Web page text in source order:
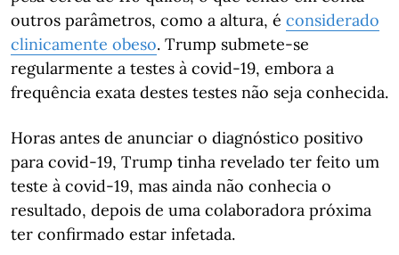
outros parâmetros, como a altura, é considerado
clinicamente obeso. Trump submete-se
regularmente a testes à covid-19, embora a
frequência exata destes testes não seja conhecida.
Horas antes de anunciar o diagnóstico positivo
para covid-19, Trump tinha revelado ter feito um
teste à covid-19, mas ainda não conhecia o
resultado, depois de uma colaboradora próxima
ter confirmado estar infetada.